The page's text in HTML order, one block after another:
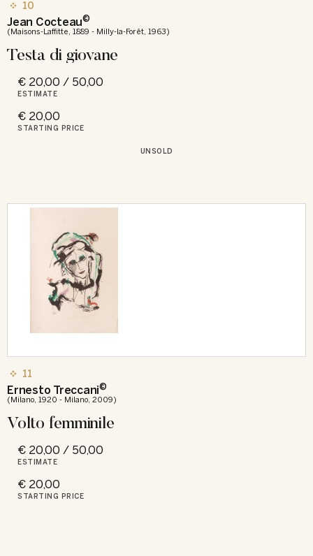
10
Jean Cocteau©
(Maisons-Laffitte, 1889 - Milly-la-Forêt, 1963)
Testa di giovane
€ 20,00 / 50,00
ESTIMATE
€ 20,00
STARTING PRICE
UNSOLD
11
Ernesto Treccani©
(Milano, 1920 - Milano, 2009)
Volto femminile
€ 20,00 / 50,00
ESTIMATE
€ 20,00
STARTING PRICE